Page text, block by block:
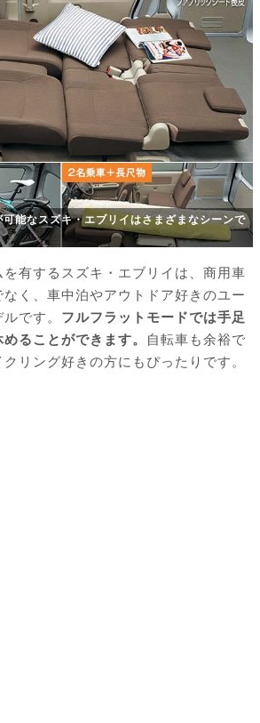
能なスズキ・エブリイはさまざまなシーンで
有するスズキ・エブリイは、商用車
く、車中泊やアウトドア好きのユー
です。 フルフラットモードでは手足
ることができます。
自転車も余裕で
リング好きの方にもぴったりです。